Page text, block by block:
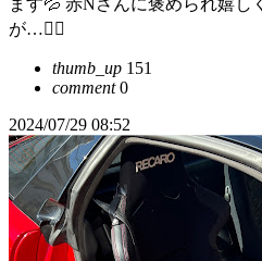
ます💦 赤Nさんに褒められ嬉し
が…🙇‍♂️
thumb_up 151
comment0
2024/07/29 08:52